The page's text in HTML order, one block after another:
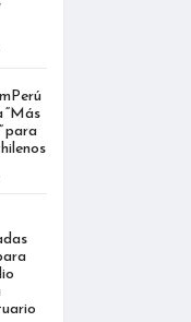
“Más
para